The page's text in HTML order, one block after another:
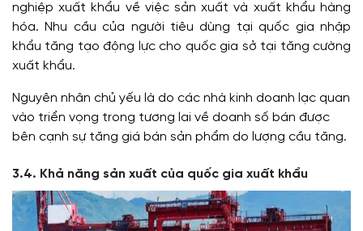
nghiệp xuất khẩu về việc sản xuất và xuất khẩu hàng
hóa. Nhu cầu của người tiêu dùng tại quốc gia nhập
khẩu tăng tạo động lực cho quốc gia sở tại tăng cường
xuất khẩu.
Nguyên nhân chủ yếu là do các nhà kinh doanh lạc quan
vào triển vọng trong tương lai về doanh số bán được
bên cạnh sự tăng giá bán sản phẩm do lượng cầu tăng.
3.4. Khả năng sản xuất của quốc gia xuất khẩu